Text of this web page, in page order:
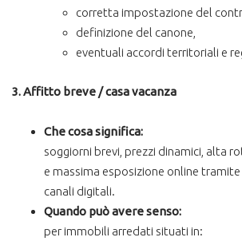
corretta impostazione del
definizione del canone,
eventuali accordi territoriali e
3. Affitto breve / casa vacanza
Che cosa significa:
soggiorni brevi, prezzi dinamici, alta
e massima esposizione online
canali digitali.
Quando può avere senso:
per immobili arredati situati in: